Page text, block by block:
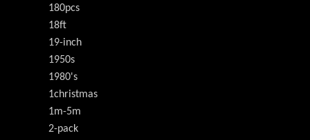
180pcs
18ft
19-inch
1950s
1980's
1christmas
1m-5m
2-pack